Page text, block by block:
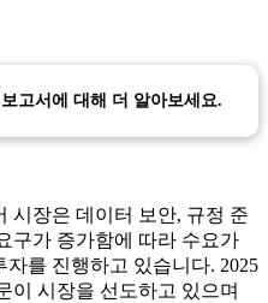
고서에 대해 더 알아보세요.
시장은 데이터 보안, 규정 준
구가 증가함에 따라 수요가
를 진행하고 있습니다. 2025
이 시장을 선도하고 있으며